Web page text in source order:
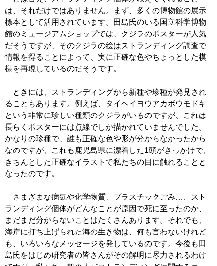
は、それだけではありません。まず、多くの博物館の展示
標本として活用されています。田島氏のいる国立科学博物
館のミュージアムショップでは、クジラのポスターが人気
だそうですが、そのクジラの絵はストランディング調査で
情報を得ることによって、実に正確な色やちょっとした模
様を再現しているのだそうです。
ときには、ストランディングから新種や珍種が発見され
ることもあります。例えば、タイヘイヨウアカボウモドキ
という非常に珍しい種類のクジラがいるのですが、これは
長らくポスターには点線でしか描かれていませんでした。
かなりの珍種で、誰も正確な色や形が分からなかったから
なのですが、これも鹿児島県に漂着した1頭がきっかけで、
きちんとした正確なイラストで私たちの目に触れることと
なったのです。
さまざまな病気や化学物質、プラスチックごみ…、スト
ランディング個体がどんなことが原因で死に至ったのか、
まだまだ分からないことはたくさんあります。それでも、
海岸に打ち上げられた海の生き物は、何も言わないけれど
も、いろいろなメッセージを発しているのです。今後も田
島氏をはじめ研究者の皆さんがその解明に尽力されるわけ